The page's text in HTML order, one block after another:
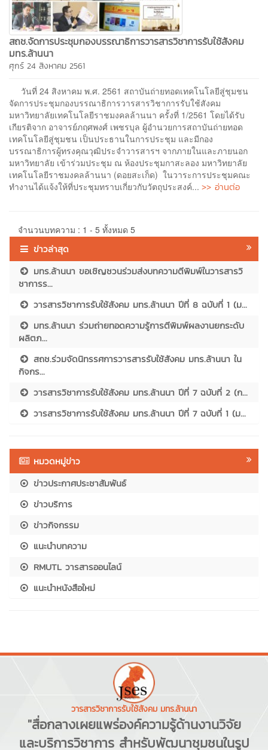
สถช.จัดการประชุมกองบรรณาธิการวารสารวิชาการรับใช้สังคม
มทร.ล้านนา
ศุกร์ 24 สิงหาคม 2561
วันที่ 24 สิงหาคม พ.ศ. 2561 สถาบันถ่ายทอดเทคโนโลยีสู่ชุมชน
จัดการประชุมกองบรรณาธิการวารสารวิชาการรับใช้สังคม
มหาวิทยาลัยเทคโนโลยีราชมงคลล้านนา ครั้งที่ 1/2561 โดยได้รับ
เกียรติจาก อาจารย์ภฤศพงศ์ เพชรบุล ผู้อำนวยการสถาบันถ่ายทอด
เทคโนโลยีสู่ชุมชน เป็นประธานในการประชุม และมีกอง
บรรณาธิการผู้ทรงคุณวุฒิประจำวารสารฯ จากภายในและภายนอก
มหาวิทยาลัย เข้าร่วมประชุม ณ ห้องประชุมกาสะลอง มหาวิทยาลัย
เทคโนโลยีราชมงคลล้านนา (ดอยสะเก็ด) ในวาระการประชุมคณะ
ทำงานได้แจ้งให้ที่ประชุมทราบเกี่ยวกับวัตถุประสงค์... >> อ่านต่อ
จำนวนบทความ : 1 - 5 ทั้งหมด 5
ข่าวล่าสุด
มทร.ล้านนา ขอเชิญชวนร่วมส่งบทความตีพิมพ์ในวารสารวิ
ชาการร...
วารสารวิชาการรับใช้สังคม มทร.ล้านนา ปีที่ 8 ฉบับที่ 1 (ม...
มทร.ล้านนา ร่วมถ่ายทอดความรู้การตีพิมพ์ผลงานยกระดับ
ผลิตภ...
สถช.ร่วมจัดนิทรรศการวารสารรับใช้สังคม มทร.ล้านนา ใน
กิจกร...
วารสารวิชาการรับใช้สังคม มทร.ล้านนา ปีที่ 7 ฉบับที่ 2 (ก...
วารสารวิชาการรับใช้สังคม มทร.ล้านนา ปีที่ 7 ฉบับที่ 1 (ม...
หมวดหมู่ข่าว
ข่าวประกาศประชาสัมพันธ์
ข่าวบริการ
ข่าวกิจกรรม
แนะนำบทความ
RMUTL วารสารออนไลน์
แนะนำหนังสือใหม่
วารสารวิชาการรับใช้สังคม มทร.ล้านนา
"สื่อกลางเผยแพร่องค์ความรู้ด้านงานวิจัย
และบริการวิชาการ สำหรับพัฒนาชุมชนในรูป